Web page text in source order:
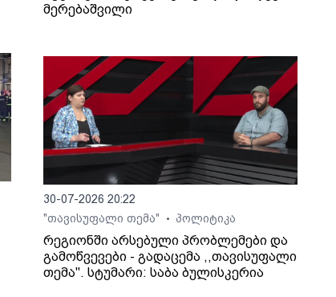
მერებაშვილი
30-07-2026 20:22
"თავისუფალი თემა"
• პოლიტიკა
რეგიონში არსებული პრობლემები და
გამოწვევები - გადაცემა ,,თავისუფალი
თემა". სტუმარი: საბა ბულისკერია